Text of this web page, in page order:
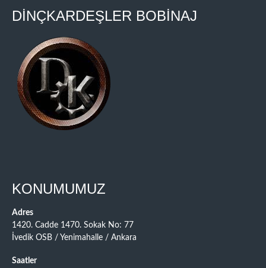
DİNÇKARDEŞLER BOBİNAJ
KONUMUMUZ
Adres
1420. Cadde 1470. Sokak No: 77
İvedik OSB / Yenimahalle / Ankara
Saatler